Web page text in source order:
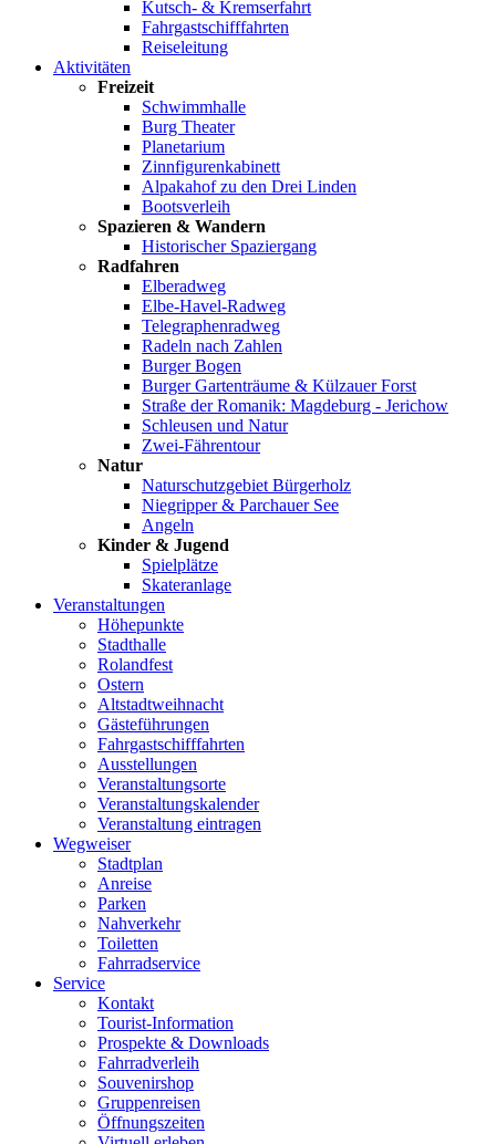
Kutsch- & Kremserfahrt
Fahrgastschifffahrten
Reiseleitung
Aktivitäten
Freizeit
Schwimmhalle
Burg Theater
Planetarium
Zinnfigurenkabinett
Alpakahof zu den Drei Linden
Bootsverleih
Spazieren & Wandern
Historischer Spaziergang
Radfahren
Elberadweg
Elbe-Havel-Radweg
Telegraphenradweg
Radeln nach Zahlen
Burger Bogen
Burger Gartenträume & Külzauer Forst
Straße der Romanik: Magdeburg - Jerichow
Schleusen und Natur
Zwei-Fährentour
Natur
Naturschutzgebiet Bürgerholz
Niegripper & Parchauer See
Angeln
Kinder & Jugend
Spielplätze
Skateranlage
Veranstaltungen
Höhepunkte
Stadthalle
Rolandfest
Ostern
Altstadtweihnacht
Gästeführungen
Fahrgastschifffahrten
Ausstellungen
Veranstaltungsorte
Veranstaltungskalender
Veranstaltung eintragen
Wegweiser
Stadtplan
Anreise
Parken
Nahverkehr
Toiletten
Fahrradservice
Service
Kontakt
Tourist-Information
Prospekte & Downloads
Fahrradverleih
Souvenirshop
Gruppenreisen
Öffnungszeiten